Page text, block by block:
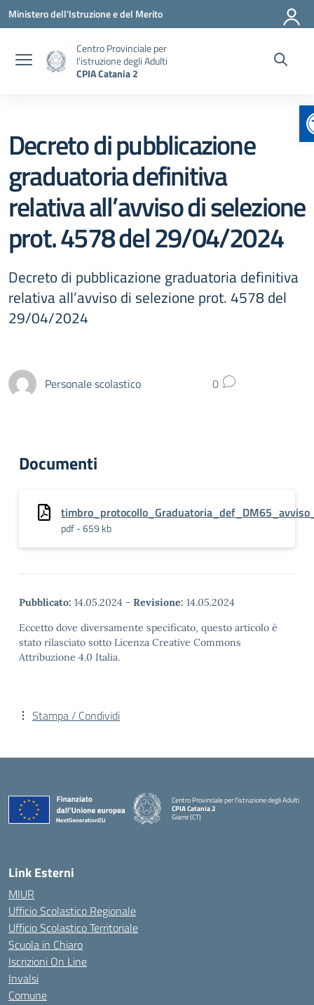
Vai ai contenuti
Vai al menu di navigazione
Vai al footer
Ministero dell'Istruzione e del Merito
Centro Provinciale per
l'istruzione degli Adulti
CPIA Catania 2
Decreto di pubblicazione
graduatoria definitiva
relativa all’avviso di selezione
prot. 4578 del 29/04/2024
Decreto di pubblicazione graduatoria definitiva
relativa all’avviso di selezione prot. 4578 del
29/04/2024
Personale scolastico 0
Documenti
pdf - 659 kb
Pubblicato: 14.05.2024 - Revisione: 14.05.2024
Eccetto dove diversamente specificato, questo articolo è
stato rilasciato sotto Licenza Creative Commons
Attribuzione 4.0 Italia.
Stampa / Condividi
Centro Provinciale per l'istruzione degli Adulti
CPIA Catania 2
Giarre (CT)
Link Esterni
MIUR
Ufficio Scolastico Regionale
Ufficio Scolastico Territoriale
Scuola in Chiaro
Iscrizioni On Line
Invalsi
Comune